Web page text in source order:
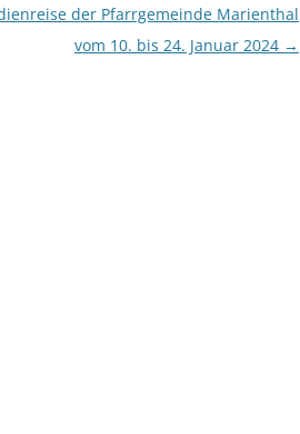
der Pfarrgemeinde Marienthal
vom 10. bis 24. Januar 2024 →